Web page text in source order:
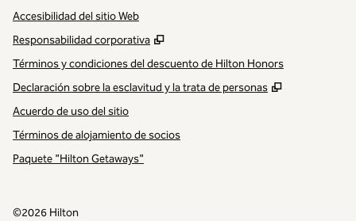
Accesibilidad del sitio Web
Responsabilidad corporativa
,
Términos y condiciones del descuento de Hilton Honors
Declaración sobre la esclavitud y la trata de personas
,
Acuerdo de uso del sitio
Términos de alojamiento de socios
Paquete "Hilton Getaways"
©2026 Hilton